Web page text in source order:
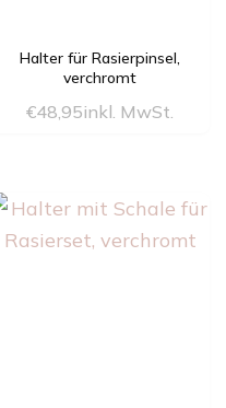
Halter für Rasierpinsel,
verchromt
€48,95inkl. MwSt.